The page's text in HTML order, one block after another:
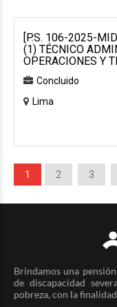
[P.S. 106-2025-
(1) TÉCNICO
OPERACIONES Y
Concluido
Lima
1 2 3
Brindamos una
de discapacidad
pobreza, con la